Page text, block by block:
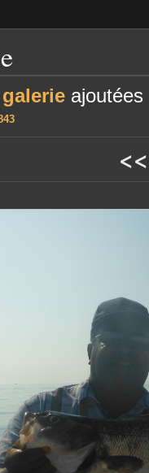
galerie ajoutées
<<